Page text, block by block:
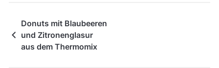
Donuts mit Blaubeeren
und Zitronenglasur
aus dem Thermomix